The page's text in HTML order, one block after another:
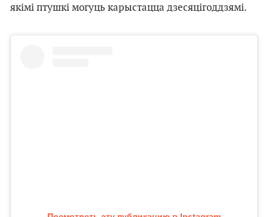
якімі птушкі могуць карыстацца дзесяцігоддзямі.